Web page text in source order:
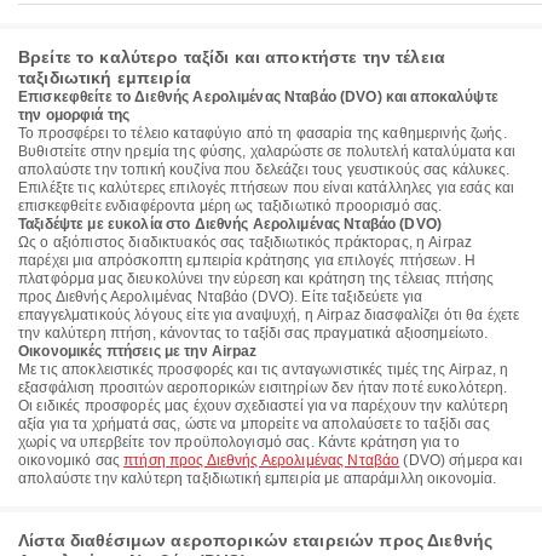
Βρείτε το καλύτερο ταξίδι και αποκτήστε την τέλεια
ταξιδιωτική εμπειρία
Επισκεφθείτε το Διεθνής Αερολιμένας Νταβάο (DVO) και αποκαλύψτε
την ομορφιά της
Το προσφέρει το τέλειο καταφύγιο από τη φασαρία της καθημερινής ζωής.
Βυθιστείτε στην ηρεμία της φύσης, χαλαρώστε σε πολυτελή καταλύματα και
απολαύστε την τοπική κουζίνα που δελεάζει τους γευστικούς σας κάλυκες.
Επιλέξτε τις καλύτερες επιλογές πτήσεων που είναι κατάλληλες για εσάς και
επισκεφθείτε ενδιαφέροντα μέρη ως ταξιδιωτικό προορισμό σας.
Ταξιδέψτε με ευκολία στο Διεθνής Αερολιμένας Νταβάο (DVO)
Ως ο αξιόπιστος διαδικτυακός σας ταξιδιωτικός πράκτορας, η Airpaz
παρέχει μια απρόσκοπτη εμπειρία κράτησης για επιλογές πτήσεων. Η
πλατφόρμα μας διευκολύνει την εύρεση και κράτηση της τέλειας πτήσης
προς Διεθνής Αερολιμένας Νταβάο (DVO). Είτε ταξιδεύετε για
επαγγελματικούς λόγους είτε για αναψυχή, η Airpaz διασφαλίζει ότι θα έχετε
την καλύτερη πτήση, κάνοντας το ταξίδι σας πραγματικά αξιοσημείωτο.
Οικονομικές πτήσεις με την Airpaz
Με τις αποκλειστικές προσφορές και τις ανταγωνιστικές τιμές της Airpaz, η
εξασφάλιση προσιτών αεροπορικών εισιτηρίων δεν ήταν ποτέ ευκολότερη.
Οι ειδικές προσφορές μας έχουν σχεδιαστεί για να παρέχουν την καλύτερη
αξία για τα χρήματά σας, ώστε να μπορείτε να απολαύσετε το ταξίδι σας
χωρίς να υπερβείτε τον προϋπολογισμό σας. Κάντε κράτηση για το
οικονομικό σαςπτήση προς Διεθνής Αερολιμένας Νταβάο (DVO) σήμερα και
απολαύστε την καλύτερη ταξιδιωτική εμπειρία με απαράμιλλη οικονομία.
Λίστα διαθέσιμων αεροπορικών εταιρειών προς Διεθνής